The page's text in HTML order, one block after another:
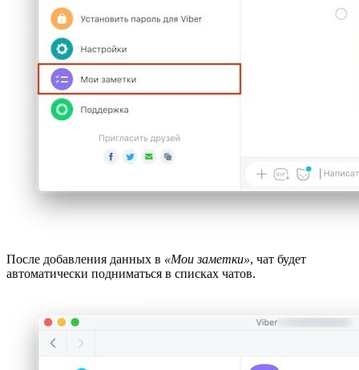
После добавления данных в «Мои заметки», чат будет
автоматически подниматься в списках чатов.